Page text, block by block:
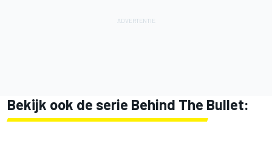
Bekijk ook de serie Behind The Bullet: